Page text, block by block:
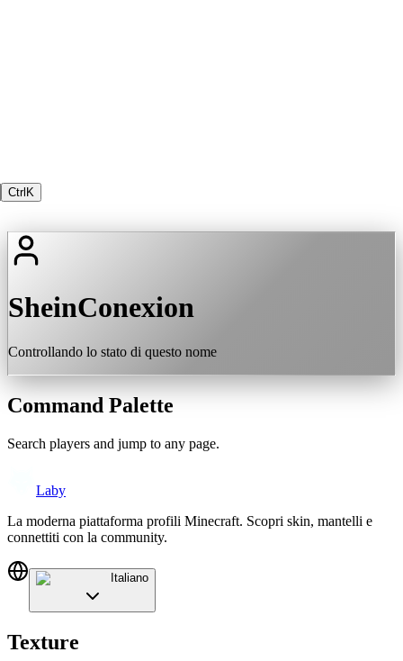
Ctrl K
SheinConexion
Controllando lo stato di questo nome
Command Palette
Search players and jump to any page.
Laby
La moderna piattaforma profili Minecraft. Scopri skin, mantelli e
connettiti con la community.
Italiano
Texture